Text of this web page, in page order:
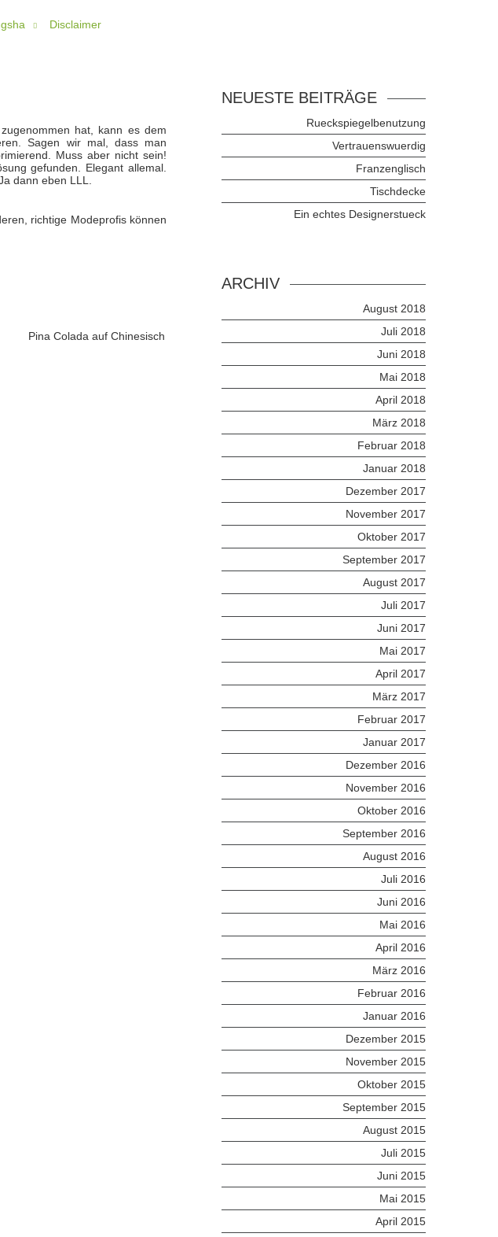
Disclaimer
hat, kann es dem
Sagen wir mal, dass man
Muss aber nicht sein!
gefunden. Elegant allemal.
dann eben LLL.
richtige Modeprofis können
Pina Colada auf Chinesisch
NEUESTE BEITRÄGE
Rueckspiegelbenutzung
Vertrauenswuerdig
Franzenglisch
Tischdecke
Ein echtes Designerstueck
ARCHIV
August 2018
Juli 2018
Juni 2018
Mai 2018
April 2018
März 2018
Februar 2018
Januar 2018
Dezember 2017
November 2017
Oktober 2017
September 2017
August 2017
Juli 2017
Juni 2017
Mai 2017
April 2017
März 2017
Februar 2017
Januar 2017
Dezember 2016
November 2016
Oktober 2016
September 2016
August 2016
Juli 2016
Juni 2016
Mai 2016
April 2016
März 2016
Februar 2016
Januar 2016
Dezember 2015
November 2015
Oktober 2015
September 2015
August 2015
Juli 2015
Juni 2015
Mai 2015
April 2015